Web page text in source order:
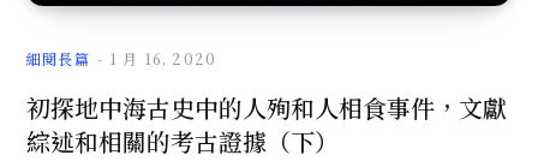
細閱長篇 1 月 16, 2020
初探地中海古史中的人殉和人相食事件，文獻
綜述和相關的考古證據（下）